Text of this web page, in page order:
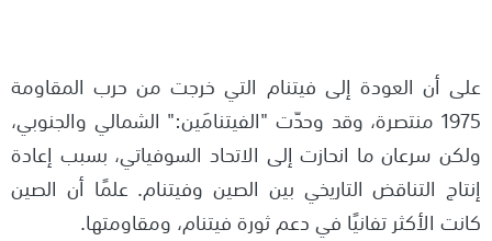
على أن العودة إلى فيتنام التي خرجت من حرب المقاومة
1975 منتصرة، وقد وحدّت "الفيتنامَين:" الشمالي والجنوبي،
ولكن سرعان ما انحازت إلى الاتحاد السوفياتي، بسبب إعادة
إنتاج التناقض التاريخي بين الصين وفيتنام. علمًا أن الصين
كانت الأكثر تفانيًا في دعم ثورة فيتنام، ومقاومتها.